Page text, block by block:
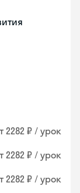
2282 ₽ / урок
2282 ₽ / урок
2282 ₽ / урок